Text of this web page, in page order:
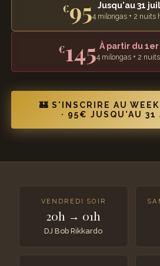
€95 Jusqu'au 31
4 milongas + 2 nuits
€145 À partir du
4 milongas + 2
🏰 S'INSCRIRE AU
· 95€ JUSQU'AU 31
VENDREDI SOIR
20h → 01h
DJ Bob Rikkardo